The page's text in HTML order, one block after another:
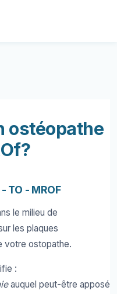
ostéopathe
TO - MROF
le milieu de
les plaques
votre ostopathe.
:
auquel peut-être apposé